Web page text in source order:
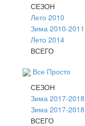
СЕЗОН
Лето 2010
Зима 2010-2011
Лето 2014
ВСЕГО
Все Просто
СЕЗОН
Зима 2017-2018
Зима 2017-2018
ВСЕГО